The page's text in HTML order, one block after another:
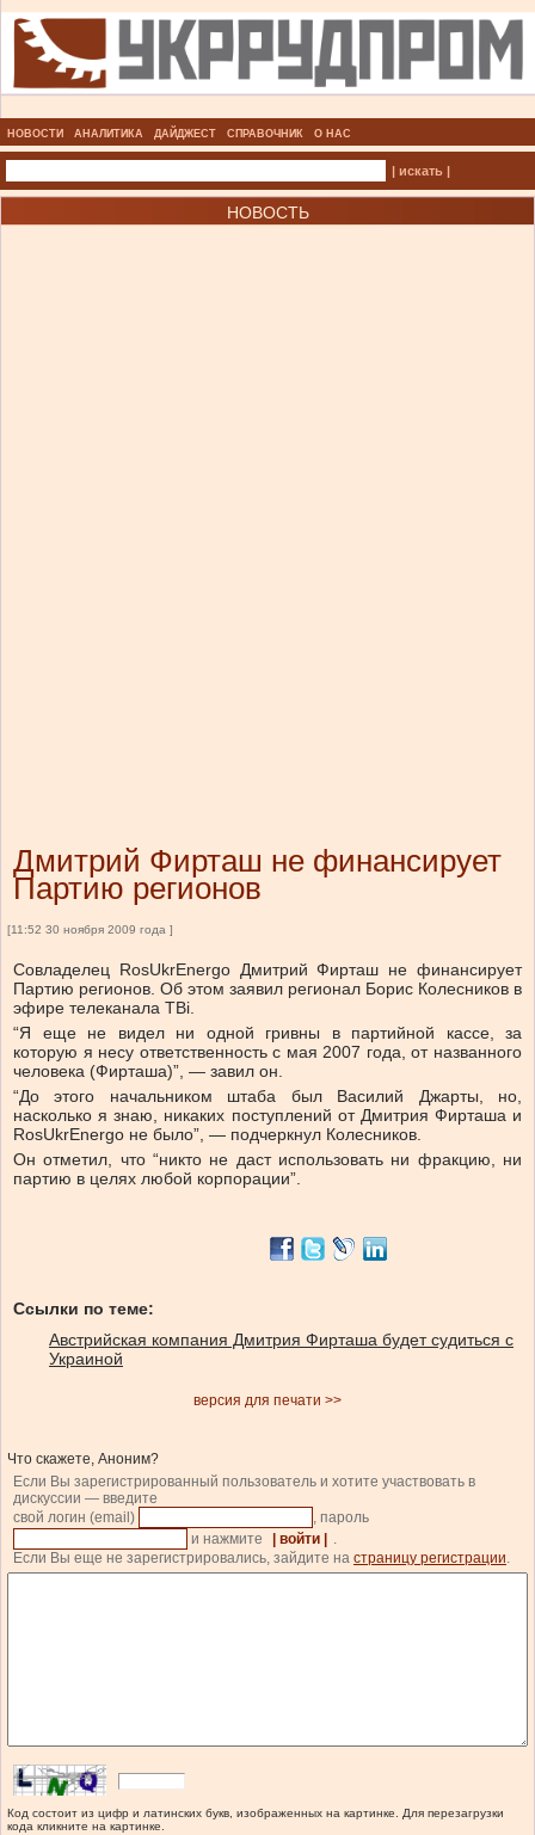
НОВОСТИ АНАЛИТИКА ДАЙДЖЕСТ СПРАВОЧНИК О НАС
| искать |
НОВОСТЬ
Дмитрий Фирташ не финансирует
Партию регионов
[11:52 30 ноября 2009 года ]
Совладелец RosUkrEnergo Дмитрий Фирташ не финансирует
Партию регионов. Об этом заявил регионал Борис Колесников в
эфире телеканала ТВі.
“Я еще не видел ни одной гривны в партийной кассе, за
которую я несу ответственность с мая 2007 года, от названного
человека (Фирташа)”, — завил он.
“До этого начальником штаба был Василий Джарты, но,
насколько я знаю, никаких поступлений от Дмитрия Фирташа и
RosUkrEnergo не было”, — подчеркнул Колесников.
Он отметил, что “никто не даст использовать ни фракцию, ни
партию в целях любой корпорации”.
Ссылки по теме:
Австрийская компания Дмитрия Фирташа будет судиться с
Украиной
версия для печати >>
Что скажете, Аноним?
Если Вы зарегистрированный пользователь и хотите участвовать в
дискуссии — введите
свой логин (email)
, пароль
и нажмите
| войти |
.
Если Вы еще не зарегистрировались, зайдите на страницу регистрации.
Код состоит из цифр и латинских букв, изображенных на картинке. Для перезагрузки
кода кликните на картинке.